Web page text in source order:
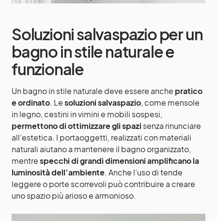
Soluzioni salvaspazio per un
bagno in stile naturale e
funzionale
Un bagno in stile naturale deve essere anche pratico
e ordinato. Lesoluzioni salvaspazio, come mensole
in legno, cestini in vimini e mobili sospesi,
permettono di ottimizzare gli spazi senza rinunciare
all’estetica. I portaoggetti, realizzati con materiali
naturali aiutano a mantenere il bagno organizzato,
mentrespecchi di grandi dimensioni amplificano la
luminosità dell’ambiente. Anche l’uso di tende
leggere o porte scorrevoli può contribuire a creare
uno spazio più arioso e armonioso.